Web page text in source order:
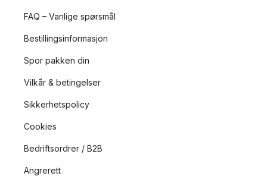
FAQ – Vanlige spørsmål
Bestillingsinformasjon
Spor pakken din
Vilkår & betingelser
Sikkerhetspolicy
Cookies
Bedriftsordrer / B2B
Angrerett